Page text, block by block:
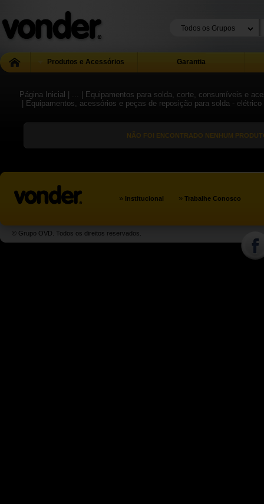
Produtos e Acessórios Garantia
Página Inicial | ...
| Equipamentos para solda, corte, consumíveis e
| Equipamentos, acessórios e peças de reposição para solda - elétrico
NÃO FOI ENCONTRADO NENHUM
» Institucional » Trabalhe Conosco
© Grupo OVD. Todos os direitos reservados.